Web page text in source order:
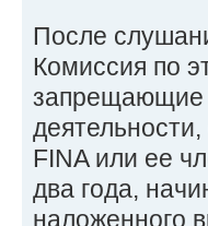
После
Комиссия по
запрещающие
FINA или ее
два года,
наложенного